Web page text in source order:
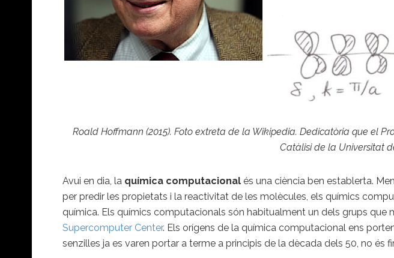
Roald Hoffmann (2015). Foto extreta de la Wikipedia. Dedicatòria que el
Catàlisi de la Universitat
Avui en dia, la química computacional és una ciència ben establerta.
per predir les propietats i la reactivitat de les molècules, els químics
química. Els químics computacionals són habitualment un dels grups que
Supercomputer Center. Els orígens de la química computacional ens
senzilles ja es varen portar a terme a principis de la dècada dels 50, no